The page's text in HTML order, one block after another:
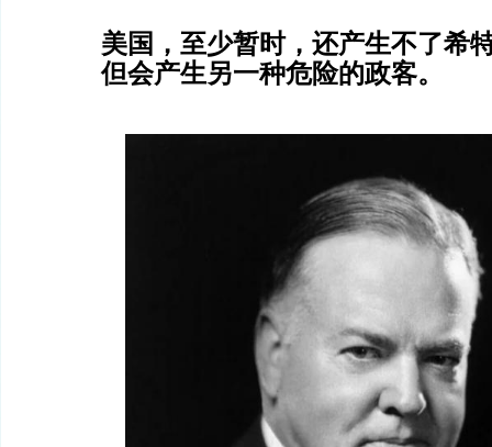
美国，至少暂时，还产生不了希
但会产生另一种危险的政客。